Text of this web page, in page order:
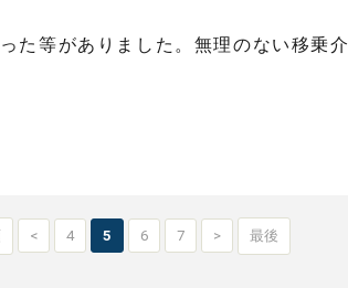
た等がありました。無理のない移乗介
< 4 5 6 7 > 最後